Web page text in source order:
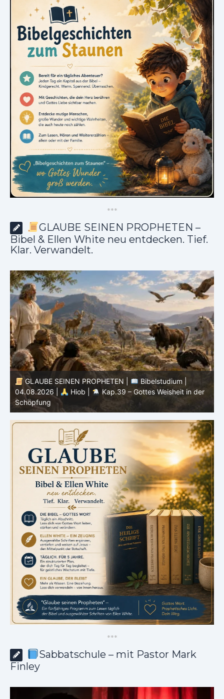
***
GLAUBE SEINEN PROPHETEN –
Bibel & Ellen White neu entdecken. Tief.
Klar. Verwandelt.
GLAUBE SEINEN PROPHETEN |
Bibelstudium |
03.08.2026 |
Hiob |
Kap.38 – Gott antwortet aus
dem Sturm
***
Sabbatschule – mit Pastor Mark
Finley